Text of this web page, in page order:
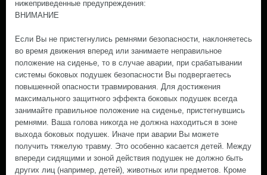
нижеприведенные предупреждения:
ВНИМАНИЕ
Если Вы не пристегнулись ремнями безопасности, наклоняетесь
во время движения вперед или занимаете неправильное
положение на сиденье, то в случае аварии, при срабатывании
системы боковых подушек безопасности Вы подвергаетесь
повышенной опасности травмирования. Для достижения
максимального защитного эффекта боковых подушек всегда
занимайте правильное положение на сиденье, пристегнувшись
ремнями. Ваша голова никогда не должна находиться в зоне
выхода боковых подушек. Иначе при аварии Вы можете
получить тяжелую травму. Это особенно касается детей. Между
впереди сидящими и зоной действия подушек не должно быть
других лиц (например, детей), животных или предметов. Кроме